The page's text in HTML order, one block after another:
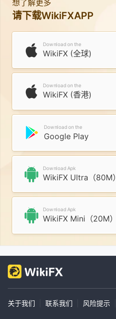
想了解更多
请下载WikiFXAPP
Download on the
WikiFX (全球)
Download on the
WikiFX (香港)
Download on the
Google Play
Download Apk
WikiFX Ultra（80M）
Download Apk
WikiFX Mini（20M）
关于我们 联系我们 风险提示